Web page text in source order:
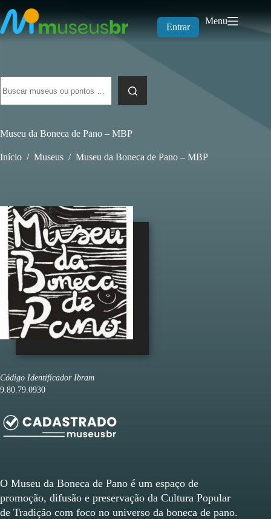
para
o
conteúdo
Entrar
Menu
resultados
Museu da Boneca de Pano – MBP
Início / Museus / Museu da Boneca de Pano – MBP
Código Identificador Ibram
9.80.79.0930
O Museu da Boneca de Pano é um espaço de
promoção, difusão e preservação da Cultura Popular
de Tradição com foco no universo da boneca de pano.